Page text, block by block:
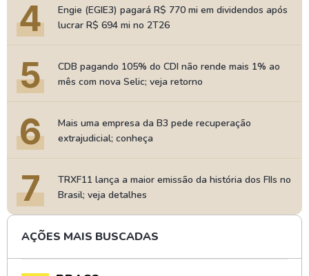
4
Engie (EGIE3) pagará R$ 770 mi em dividendos após
lucrar R$ 694 mi no 2T26
5
CDB pagando 105% do CDI não rende mais 1% ao
mês com nova Selic; veja retorno
6
Mais uma empresa da B3 pede recuperação
extrajudicial; conheça
7
TRXF11 lança a maior emissão da história dos FIIs no
Brasil; veja detalhes
AÇÕES MAIS BUSCADAS